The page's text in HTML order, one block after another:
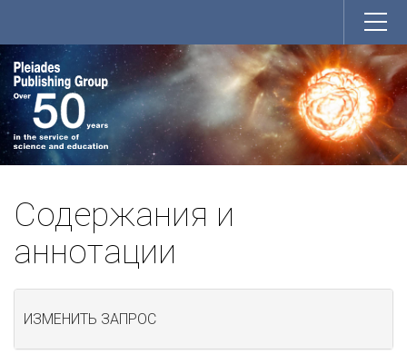
Содержания и
аннотации
ИЗМЕНИТЬ ЗАПРОС